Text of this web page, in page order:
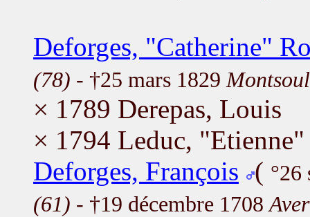
Deforges, "Catherine"
(78) - †25 mars 1829
× 1789 Derepas, Louis
× 1794 Leduc, "Etienne"
Deforges, François ( °26
(61) - †19 décembre 1708